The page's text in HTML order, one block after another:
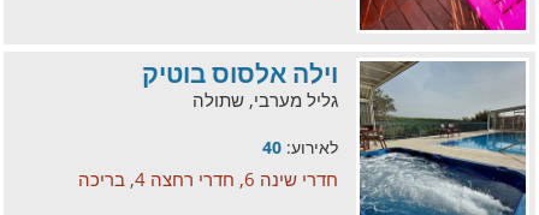
וילה אלסוס בוטיק
גליל מערבי, שתולה
לאירוע: 40
חדרי שינה 6, חדרי רחצה 4, בריכה